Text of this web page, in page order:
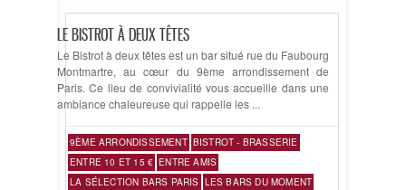
LE BISTROT À DEUX TÊTES
Le Bistrot à deux têtes est un bar situé rue du Faubourg
Montmartre, au cœur du 9ème arrondissement de
Paris. Ce lieu de convivialité vous accueille dans une
ambiance chaleureuse qui rappelle les ...
9ÈME ARRONDISSEMENT BISTROT - BRASSERIE
ENTRE 10 ET 15 € ENTRE AMIS
LA SÉLECTION BARS PARIS LES BARS DU MOMENT